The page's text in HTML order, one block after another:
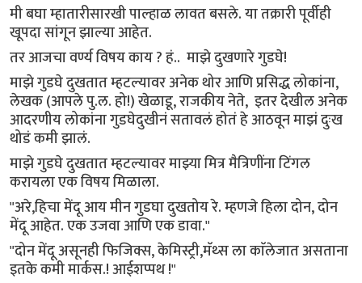
मी बघा म्हातारीसारखी पाल्हाळ लावत बसले. या तक्रारी पूर्वीही
खूपदा सांगून झाल्या आहेत.
तर आजचा वर्ण्य विषय काय ? हं.. माझे दुखणारे गुडघे!
माझे गुडघे दुखतात म्हटल्यावर अनेक थोर आणि प्रसिद्ध लोकांना,
लेखक (आपले पु.ल. हो!) खेळाडू, राजकीय नेते, इतर देखील अनेक
आदरणीय लोकांना गुडघेदुखीनं सतावलं होतं हे आठवून माझं दुःख
थोडं कमी झालं.
माझे गुडघे दुखतात म्हटल्यावर माझ्या मित्र मैत्रिणींना टिंगल
करायला एक विषय मिळाला.
"अरे,हिचा मेंदू आय मीन गुडघा दुखतोय रे. म्हणजे हिला दोन, दोन
मेंदू आहेत. एक उजवा आणि एक डावा."
"दोन मेंदू असूनही फिजिक्स, केमिस्ट्री,मॅथ्स ला काॅलेजात असताना
इतके कमी मार्कस.! आईशप्पथ !"